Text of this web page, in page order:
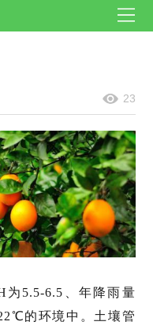
23
为5.5-6.5、年降雨量
的环境中。土壤管